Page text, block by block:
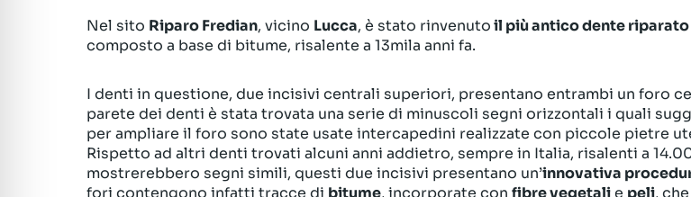
Nel sito Riparo Fredian, vicino Lucca, è stato rinvenutoil più antico dente riparato
composto a base di bitume, risalente a 13mila anni fa.
I denti in questione, due incisivi centrali superiori, presentano entrambi un foro
parete dei denti è stata trovata una serie di minuscoli segni orizzontali i quali
per ampliare il foro sono state usate intercapedini realizzate con piccole pietre
Rispetto ad altri denti trovati alcuni anni addietro, sempre in Italia, risalenti a
mostrerebbero segni simili, questi due incisivi presentano un’innovativa